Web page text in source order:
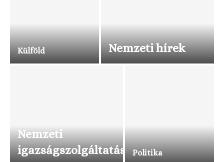
Külföld Nemzeti hírek
Nemzeti
igazságszolgáltatás
Politika